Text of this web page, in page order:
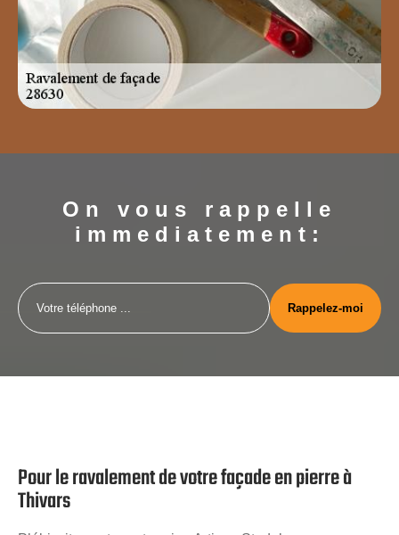
On vous rappelle
immediatement:
Pour le ravalement de votre façade en pierre à
Thivars